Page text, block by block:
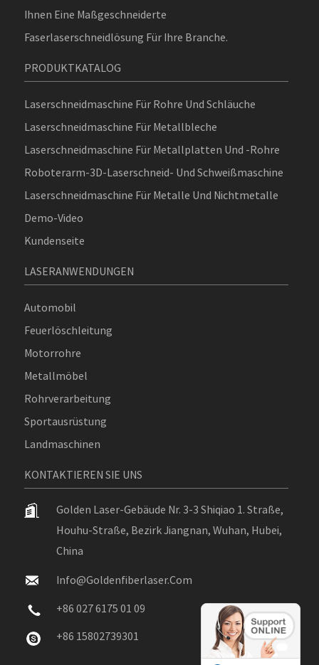
Ihnen Eine Maßgeschneiderte
Faserlaserschneidlösung Für Ihre Branche.
PRODUKTKATALOG
Laserschneidmaschine Für Rohre Und Schläuche
Laserschneidmaschine Für Metallbleche
Laserschneidmaschine Für Metallplatten Und -rohre
Roboterarm-3D-Laserschneid- Und Schweißmaschine
Laserschneidmaschine Für Metalle Und Nichtmetalle
Demo-Video
Kundenseite
LASERANWENDUNGEN
Automobil
Feuerlöschleitung
Motorrohre
Metallmöbel
Rohrverarbeitung
Sportausrüstung
Landmaschinen
KONTAKTIEREN SIE UNS
Golden Laser-Gebäude Nr. 3-3 Shiqiao 1. Straße,
Houhu-Straße, Bezirk Jiangnan, Wuhan, Hubei,
China
Info@goldenfiberlaser.com
+86 027 6175 01 09
+86 15802739301